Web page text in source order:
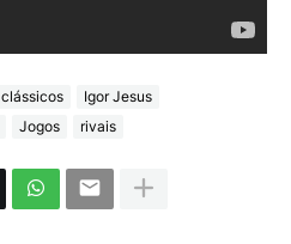
clássicos
Igor Jesus
Jogos rivais